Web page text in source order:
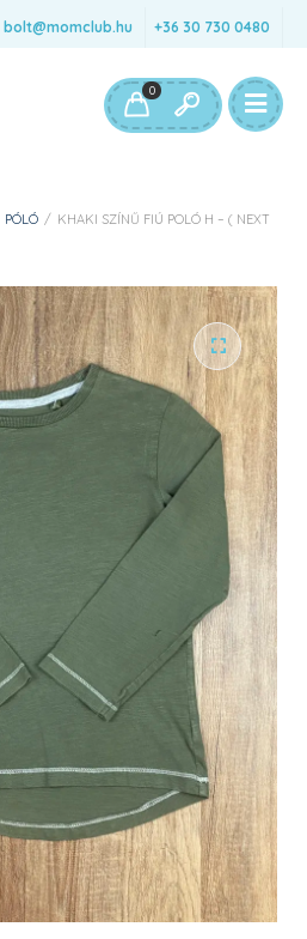
bolt@momclub.hu +36 30 730 0480
0
PÓLÓ / KHAKI SZÍNŰ FIÚ POLÓ H – ( NEXT